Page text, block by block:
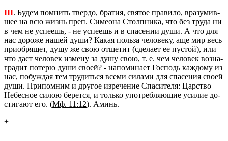
III. Будем пом­нить твер­до, бра­тия, свя­тое пра­ви­ло, вра­зу­мив­
шее на всю жизнь преп. Си­мео­на Столп­ни­ка, что без труда ни
в чем не успе­ешь, - не успе­ешь и в спа­се­нии души. А что для
нас до­ро­же нашей души? Какая поль­за че­ло­ве­ку, аще мир весь
при­об­ря­щет, душу же свою от­ще­тит (сде­ла­ет ее пу­стой), или
что даст че­ло­век из­ме­ну за душу свою, т. е. чем че­ло­век воз­на­
гра­дит по­те­рю души своей? - на­по­ми­на­ет Гос­подь каж­до­му из
нас, по­буж­дая тем тру­дить­ся всеми си­ла­ми для спа­се­ния своей
души. При­пом­ним и дру­гое из­ре­че­ние Спа­си­те­ля: Цар­ство
Небес­ное силою бе­рет­ся, и толь­ко упо­треб­ля­ю­щие уси­лие до­
сти­га­ют его. (Мф. 11:12). Аминь.
+